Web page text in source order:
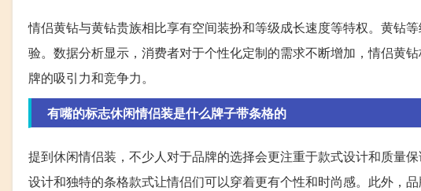
情侣黄钻与黄钻贵族相比享有空间装扮和等级成长速度等特权。黄钻
验。数据分析显示，消费者对于个性化定制的需求不断增加，情侣黄
牌的吸引力和竞争力。
有嘴的标志休闲情侣装是什么牌子带条格的
提到休闲情侣装，不少人对于品牌的选择会更注重于款式设计和质量
设计和独特的条格款式让情侣们可以穿着更有个性和时尚感。此外，